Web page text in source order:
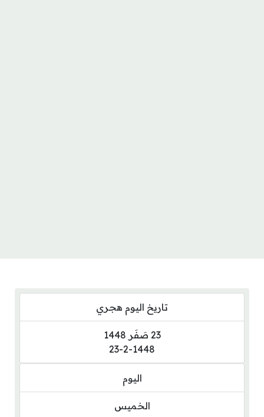
تاريخ اليوم هجري
23 صَفَر 1448
23-2-1448
اليوم
الخميس